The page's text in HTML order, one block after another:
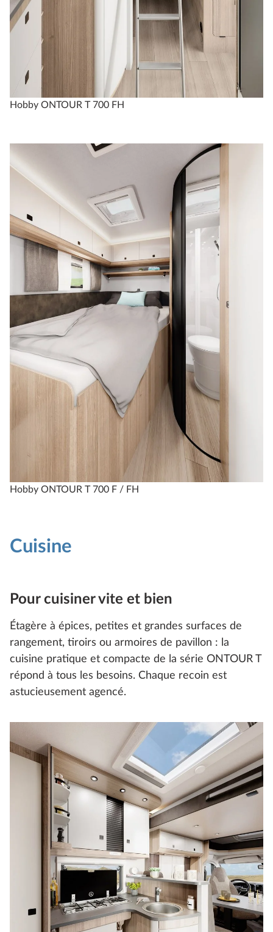
Hobby ONTOUR T 700 FH
Hobby ONTOUR T 700 F / FH
Cuisine
Pour cuisiner vite et bien
Étagère à épices, petites et grandes surfaces de
rangement, tiroirs ou armoires de pavillon : la
cuisine pratique et compacte de la série ONTOUR T
répond à tous les besoins. Chaque recoin est
astucieusement agencé.